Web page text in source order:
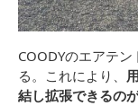
COODYのエアテ
る。これにより、
結し拡張できるの